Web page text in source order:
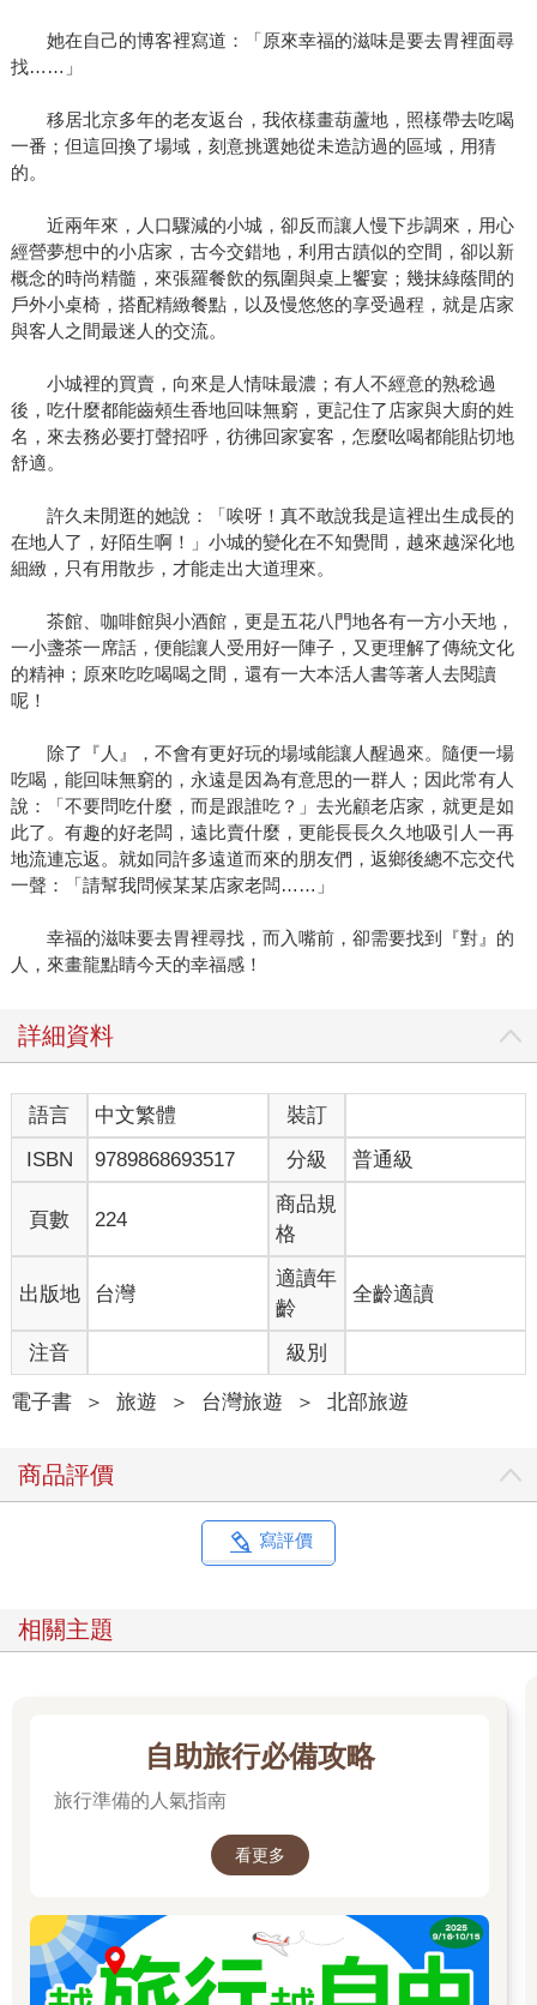
她在自己的博客裡寫道：「原來幸福的滋味是要去胃裡面尋
找……」
移居北京多年的老友返台，我依樣畫葫蘆地，照樣帶去吃喝
一番；但這回換了場域，刻意挑選她從未造訪過的區域，用猜
的。
近兩年來，人口驟減的小城，卻反而讓人慢下步調來，用心
經營夢想中的小店家，古今交錯地，利用古蹟似的空間，卻以新
概念的時尚精髓，來張羅餐飲的氛圍與桌上饗宴；幾抹綠蔭間的
戶外小桌椅，搭配精緻餐點，以及慢悠悠的享受過程，就是店家
與客人之間最迷人的交流。
小城裡的買賣，向來是人情味最濃；有人不經意的熟稔過
後，吃什麼都能齒頰生香地回味無窮，更記住了店家與大廚的姓
名，來去務必要打聲招呼，彷彿回家宴客，怎麼吆喝都能貼切地
舒適。
許久未閒逛的她說：「唉呀！真不敢說我是這裡出生成長的
在地人了，好陌生啊！」小城的變化在不知覺間，越來越深化地
細緻，只有用散步，才能走出大道理來。
茶館、咖啡館與小酒館，更是五花八門地各有一方小天地，
一小盞茶一席話，便能讓人受用好一陣子，又更理解了傳統文化
的精神；原來吃吃喝喝之間，還有一大本活人書等著人去閱讀
呢！
除了『人』，不會有更好玩的場域能讓人醒過來。隨便一場
吃喝，能回味無窮的，永遠是因為有意思的一群人；因此常有人
說：「不要問吃什麼，而是跟誰吃？」去光顧老店家，就更是如
此了。有趣的好老闆，遠比賣什麼，更能長長久久地吸引人一再
地流連忘返。就如同許多遠道而來的朋友們，返鄉後總不忘交代
一聲：「請幫我問候某某店家老闆……」
幸福的滋味要去胃裡尋找，而入嘴前，卻需要找到『對』的
人，來畫龍點睛今天的幸福感！
詳細資料
語言 中文繁體
裝訂
ISBN
9789868693517 分級 普通級
頁數 224
商品規
格
出版地 台灣
適讀年
齡
全齡適讀
注音 級別
電子書 ＞ 旅遊 ＞ 台灣旅遊 ＞ 北部旅遊
商品評價
寫評價
相關主題
自助旅行必備攻略
旅行準備的人氣指南
看更多